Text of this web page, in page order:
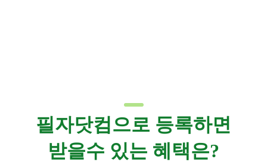
필자닷컴으로 등록하면
받을수 있는 혜택은?